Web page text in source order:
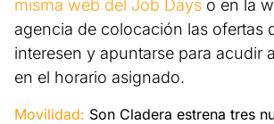
misma web del Job Days o en la
agencia de colocación las ofertas
interesen y apuntarse para acudir
en el horario asignado.
Movilidad: Son Cladera estrena tres